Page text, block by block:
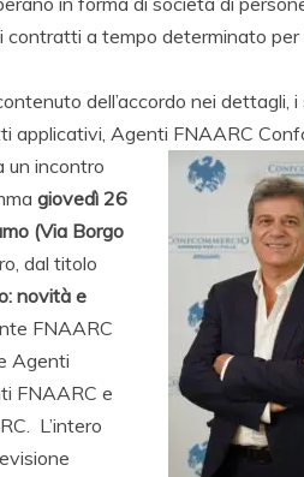
contratti a tempo determinato
dell’accordo nei dettagli, i
applicativi, Agenti FNAARC
un incontro
giovedì 26
(Via Borgo
dal titolo
novità e
FNAARC
Agenti
FNAARC e
L’intero